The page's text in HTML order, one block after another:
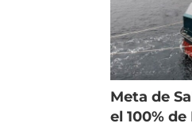
Meta de
el 100%